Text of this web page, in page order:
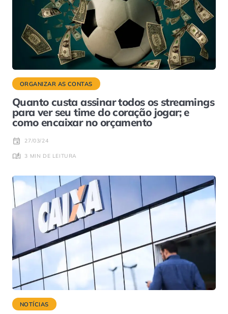
ORGANIZAR AS CONTAS
Quanto custa assinar todos os streamings
para ver seu time do coração jogar; e
como encaixar no orçamento
27/03/24
3 MIN DE LEITURA
NOTÍCIAS